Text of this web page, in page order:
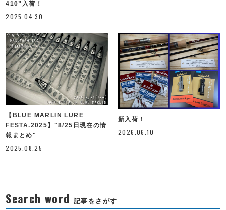
410”入荷！
2025.04.30
【BLUE MARLIN LURE
FESTA.2025】"8/25日現在の情
報まとめ"
2025.08.25
新入荷！
2026.06.10
Search word 記事をさがす